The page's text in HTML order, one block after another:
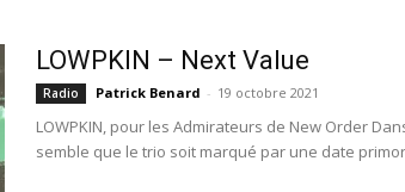
LOWPKIN – Next Value
Radio Patrick Benard - 19 octobre 2021
LOWPKIN, pour les Admirateurs de New Order
semble que le trio soit marqué par une date